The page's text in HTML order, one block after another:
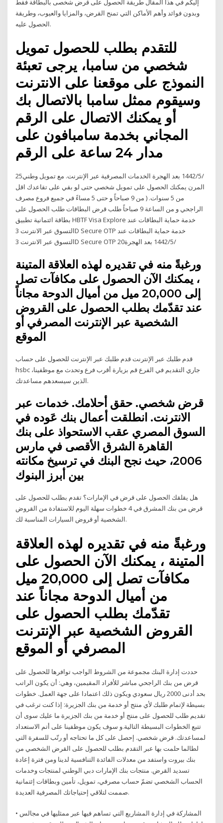
إليكم في هذا المقال طريقة الحصول على قرض شخصى بالبطاقة فقط
وبدون فوائد وأهم الأماكن التي تمنح القرض، والمزايا والعيوب، وطريقة
الحصول عليه.
للتقدم بطلب للحصول تمويل
شخصي من سامبا، يرجى تعبئة
النموذج على موقعنا على الانترنت
وسيقوم ممثل سامبا بالاتصال بك
أو يمكنك الاتصال على الرقم
المجاني بخدمة سامبافون على
مدار 24 ساعة على الرقم
25‏‏/5‏‏/1442 بعد الهجرة الخدمات المصرفية عبر الإنترنت. مع تمويل وطني
المرن يمكنك الحصول على تمويل شخصي حتى لو بقي على تقاعدك اقل
من 5 سنوات. ( من 9 صباحاً و حتى 5 مساءً في جميع فروع مصرف
الراجحي و من الساعة 9 صباحاً طلب قرض البطاقات طلب الحصول على
بطاقة ائتمانية تطبيق HBTF Visa Explore خدمة حماية البطاقات عند
التسوق عبر الانترنت 3D Secure OTP خدمة حماية البطاقات عند
التسوق عبر الانترنت 3D Secure OTP 20‏‏/5‏‏/1442 بعد الهجرة
ورغبةً منه في تقديره لهذه العلاقة المتينة
، يمكنك الآن الحصول على مكافآت تصل
إلى 20,000 ميل من أميال الدوحة مجاناً
عند تقدّمك بطلب الحصول على القروض
الشخصية عبر الإنترنت المصرفي أو
الموقع
قدم طلبك عبر الإنترنت قدم طلبك عبر الإنترنت للحصول على حساب
hsbc جاري التقديم في الفرع قم بزيارة أقرب فرع وتحدث مع موظفينا،
الذين سيسعدهم مساعدتك.
قرض شخصي. حقق أحلامك. خدمات عبر
الانترنت. انطلقت أعمال بنك عَوده في
السوق المصري عقب الاستحواذ على بنك
القاهرة الشرق الأقصى في مارس
2006، حيث نجح البنك في ترسيخ مكانته
بين أبرز البنوك
هل يقلقك الحصول على قرض في الإمارات؟ تقدم بطلب للحصول على
قرض من بنك المشرق في 4 خطوات سهلة اليوم للاستفادة من القروض
الشخصية أو قروض السيارات المناسبة لك.
ورغبةً منه في تقديره لهذه العلاقة
المتينة ، يمكنك الآن الحصول على
مكافآت تصل إلى 20,000 ميل
من أميال الدوحة مجاناً عند
تقدّمك بطلب الحصول على
القروض الشخصية عبر الإنترنت
المصرفي أو الموقع
حددت إدارة البنك مجموعة من الشروط الواجب توافرها للحصول على
قرض من بنك الراجحي مباشر للأفراد المقيمين، وهي: أن يكون الراتب
بحد أدنى 2000 ريال سعودي ويكون ذلك اعتمادا على جهة العمل. خطوات
بسيطة لإتمام طلبك لأي منتج أو خدمة من بنك الجزيرة: إذا كنت ترغب في
تقديم طلب للحصول على منتج أو خدمة من بنك الجزيرة ما عليك سوى أن
تتبع الخطوات البسيطة التالية.و سوف يكون موظفينا على أتم الاستعداد
لمساعدتك. قرض شخصي. إحصل على كل ما تحتاجه أو رتّب للسفرة التي
لطالما حلمت بها عبر التقدم بطلب للحصول على القرض الشخصي من
بنك بيروت واستفد من معدلات الفائدة التنافسية لدينا ومن فترة إعادة
تسديد القرض. منتجات بنك الإمارات دبي الوطني لمنتجات وخدمات
الحساب الشخصي تضمّ حساب مصرفي، تمويل، تأمين وبطاقات إئتمانية
صممت لتلاقي إحتياجاتك المصرفية العديدة.
• المشاركة في إدارة المشاريع التي تساهم فيها عبر ممثليها في مجالس